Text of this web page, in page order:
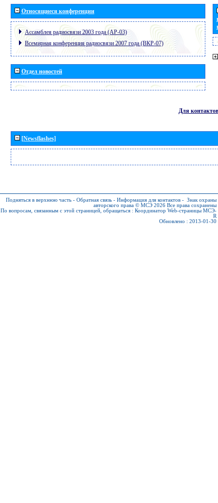
Относящиеся конференции
Ассамблея радиосвязи 2003 года (АР-03)
Всемирная конференция радиосвязи 2007 года (ВКР-07)
Отдел новостей
Для контактов
[Newsflashes]
Подняться в верхнюю часть - Обратная связь - Информация для контактов - Знак охраны
авторского права © МСЭ 2026 Все права сохранены
По вопросам, связанным с этой страницей, обращаться : Координатор Web-страницы МСЭ-
R
Обновлено : 2013-01-30